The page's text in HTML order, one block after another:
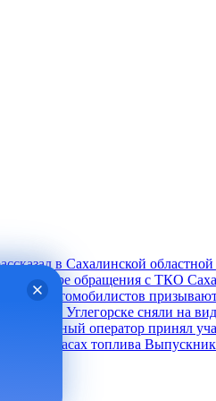
в Сахалинской
в сфере обращения с ТКО
автомобилистов
В Углегорске сняли на
Региональный оператор принял
о запасах топлива